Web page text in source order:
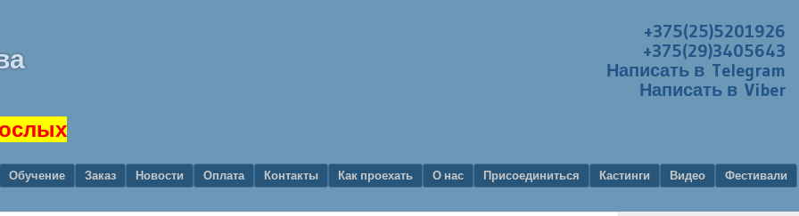
+375(25)5201926
+375(29)3405643
Написать в Telegram
Написать в Viber
Обучение Заказ Новости Оплата Контакты Как проехать О нас Присоединиться Кастинги Видео
Фестивали